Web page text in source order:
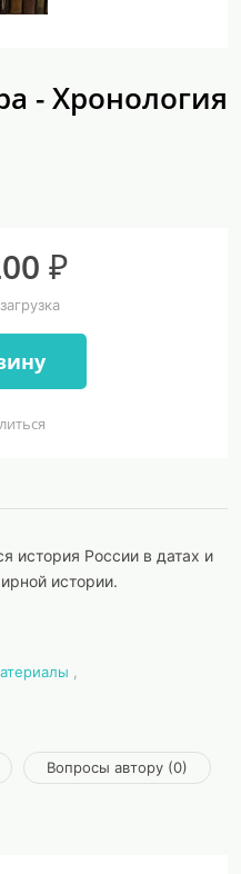
- Хронология
₽
история России в датах и
истории.
Вопросы автору (0)